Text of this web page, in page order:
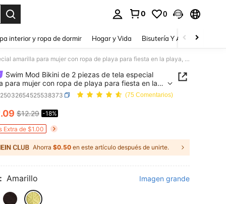
0 0
interior y ropa de dormir Hogar y Vida Bisutería Y Accesorios
Swim Mod Bikini de 2 piezas de tela especial amarilla para mujer con ropa de playa para fiesta en la playa, vacaciones
Swim Mod Bikini de 2 piezas de tela especial
para mujer con ropa de playa para fiesta en la
(75 Comentarios)
AND AVAILABILITY
.09 $12.29 -18%
Extra de $1.00
Ahorra $0.50 en este artículo después de unirte.
Amarillo Imagen grande